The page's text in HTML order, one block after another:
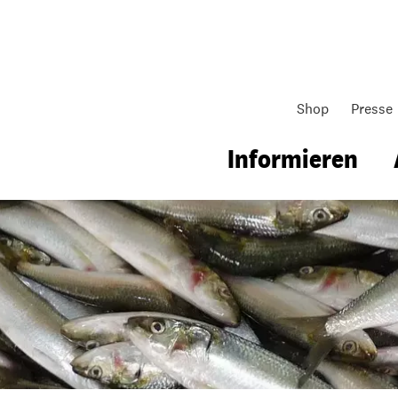
Shop Presse
Informieren
Unsere Arbeit
Wo wir arbeiten
Wie wir arbeiten
Über unsere politische Arbeit
für Schule & Jugend
für Schule & Jugend
& Seminare
Gemeindearbeit
Kollekten
Gemeindematerial
Fürbitten